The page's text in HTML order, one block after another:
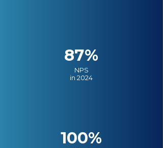
87%
NPS
in 2024
100%